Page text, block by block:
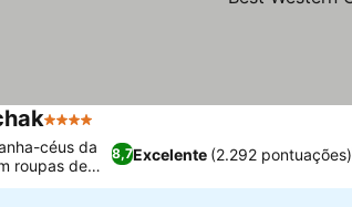
4 Estrelas
8,7Excelente (2.292 pontuações)
céus da
roupas de